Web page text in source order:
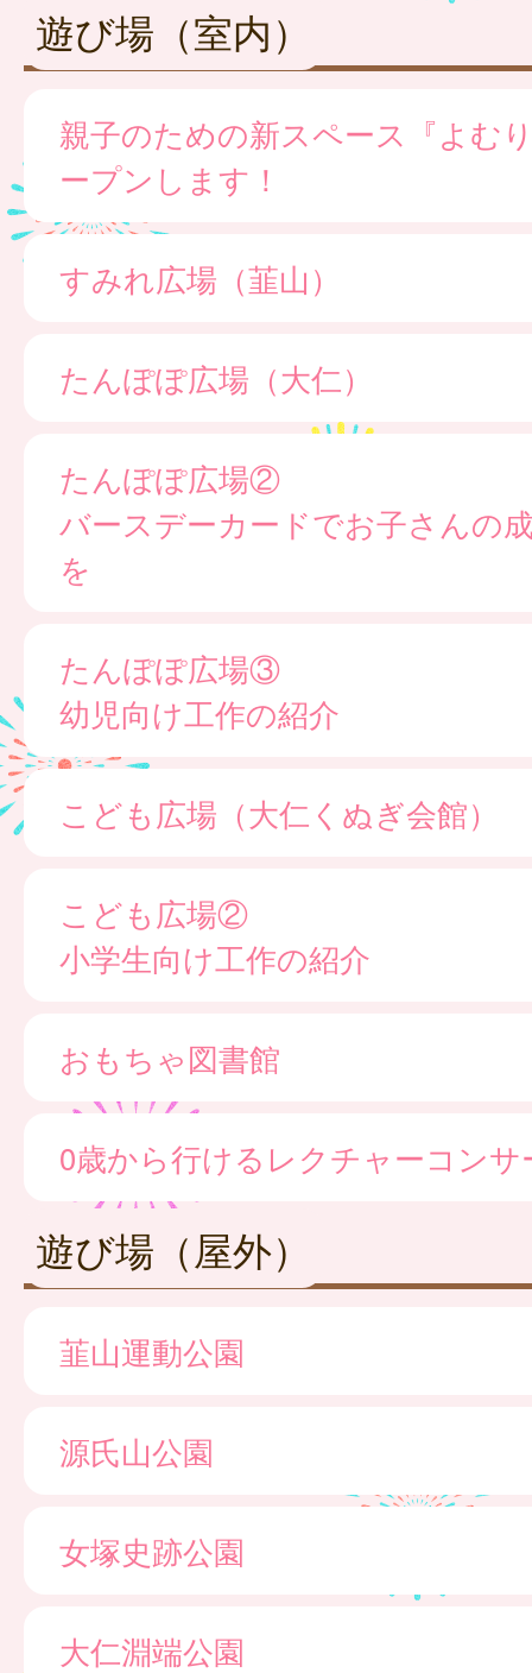
遊び場（室内）
親子のための新スペース『よむ
ープンします！
すみれ広場（韮山）
たんぽぽ広場（大仁）
たんぽぽ広場②
バースデーカードでお子さんの
を
たんぽぽ広場③
幼児向け工作の紹介
こども広場（大仁くぬぎ会館）
こども広場②
小学生向け工作の紹介
おもちゃ図書館
0歳から行けるレクチャーコンサ
遊び場（屋外）
韮山運動公園
源氏山公園
女塚史跡公園
大仁淵端公園